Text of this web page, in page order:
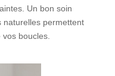
Un bon soin
naturelles permettent
boucles.